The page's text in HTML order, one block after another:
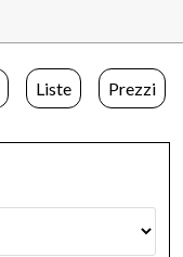
Liste Prezzi